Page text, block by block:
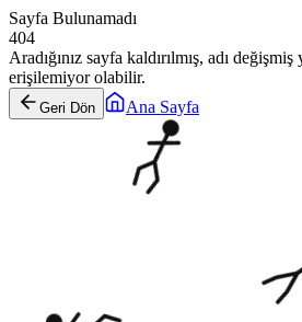
Sayfa Bulunamadı
404
Aradığınız sayfa kaldırılmış, adı
erişilemiyor olabilir.
Geri Dön Ana Sayfa